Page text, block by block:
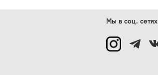
Мы в соц. сетях